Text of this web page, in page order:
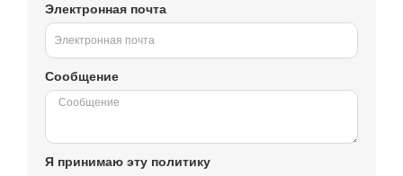
Электронная почта
Сообщение
Я принимаю эту политику